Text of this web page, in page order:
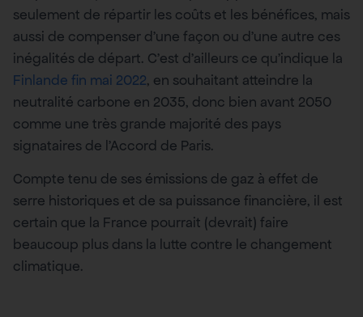
seulement de répartir les coûts et les bénéfices, mais
aussi de compenser d’une façon ou d’une autre ces
inégalités de départ. C’est d’ailleurs ce qu’indique la
Finlande fin mai 2022, en souhaitant atteindre la
neutralité carbone en 2035, donc bien avant 2050
comme une très grande majorité des pays
signataires de l’Accord de Paris.
Compte tenu de ses émissions de gaz à effet de
serre historiques et de sa puissance financière, il est
certain que la France pourrait (devrait) faire
beaucoup plus dans la lutte contre le changement
climatique.